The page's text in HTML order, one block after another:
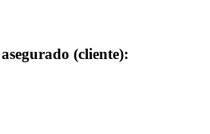
(cliente):